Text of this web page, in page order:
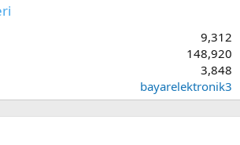
9,312
148,920
3,848
bayarelektronik3